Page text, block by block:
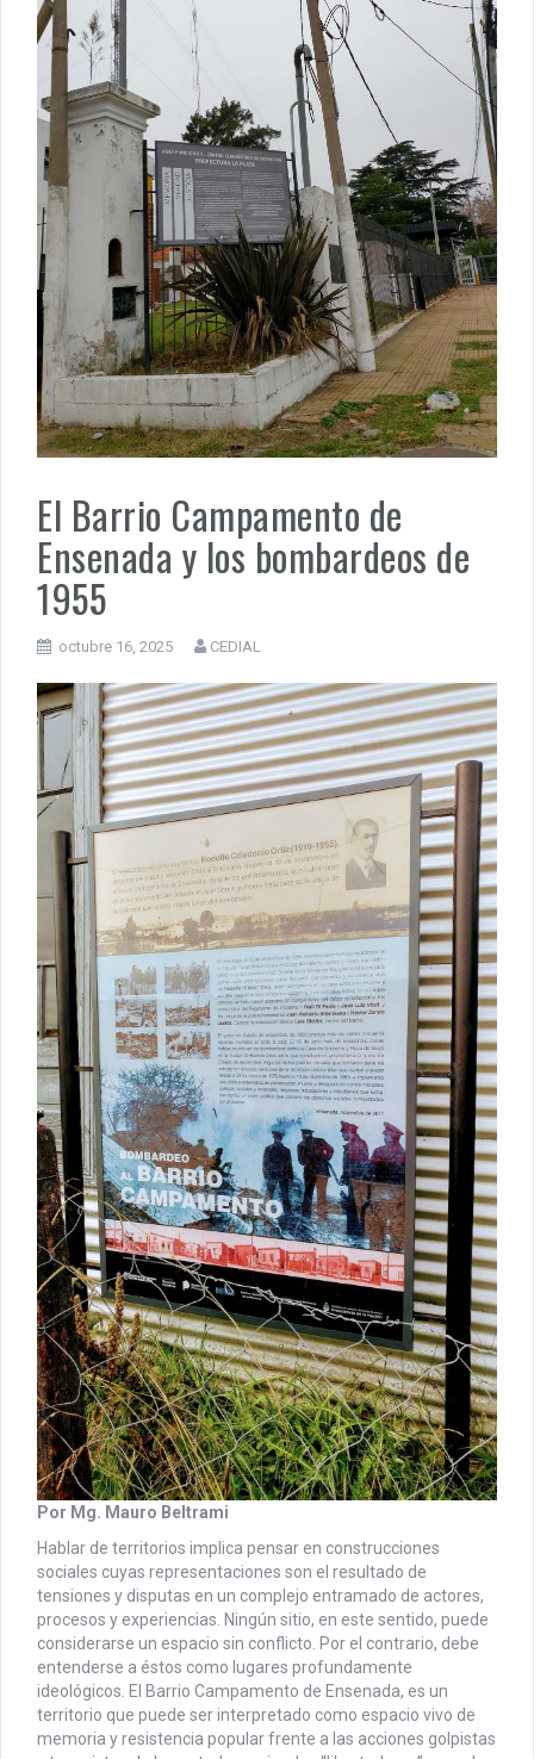
PENSAR UNA SEÑAL | Se echan los dados éticos de la
sustentibilidad. | 6 DE AGOSTO: SOBERANIA TERRITORIAL,
ECONOMICA Y POLITICA
DOCUMENTO CEDIAL | Repudiamos las declaraciones ofensivas
Milei contra la República Federativa del Brasil.
El Barrio Campamento de
Ensenada y los bombardeos de
1955
octubre 16, 2025 CEDIAL
Por Mg. Mauro Beltrami
Hablar de territorios implica pensar en construcciones
sociales cuyas representaciones son el resultado de
tensiones y disputas en un complejo entramado de actores,
procesos y experiencias. Ningún sitio, en este sentido, puede
considerarse un espacio sin conflicto. Por el contrario, debe
entenderse a éstos como lugares profundamente
ideológicos. El Barrio Campamento de Ensenada, es un
territorio que puede ser interpretado como espacio vivo de
memoria y resistencia popular frente a las acciones golpistas